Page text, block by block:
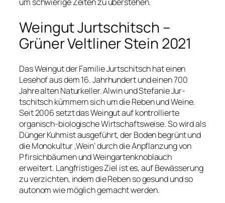
Weingut Jurtschitsch –
Grüner Veltliner Stein 2021
Das Weingut der Familie Jur­tschitsch hat einen
Lesehof aus dem 16. Jahrhundert und einen 700
Jahre alten Naturkeller. Alwin und Stefanie Jur­
tschitsch kümmern sich um die Reben und Weine.
Seit 2006 setzt das Weingut auf kontrollierte
organisch-biologische Wirtschaftsweise. So wird als
Dünger Kuhmist ausgeführt, der Boden begrünt und
die Monokultur ‚Wein‘ durch die Anpflanzung von
Pfirsichbäumen und Weingartenknoblauch
erweitert. Langfristiges Ziel ist es, auf Bewässerung
zu verzichten, indem die Reben so gesund und so
autonom wie möglich gemacht werden.